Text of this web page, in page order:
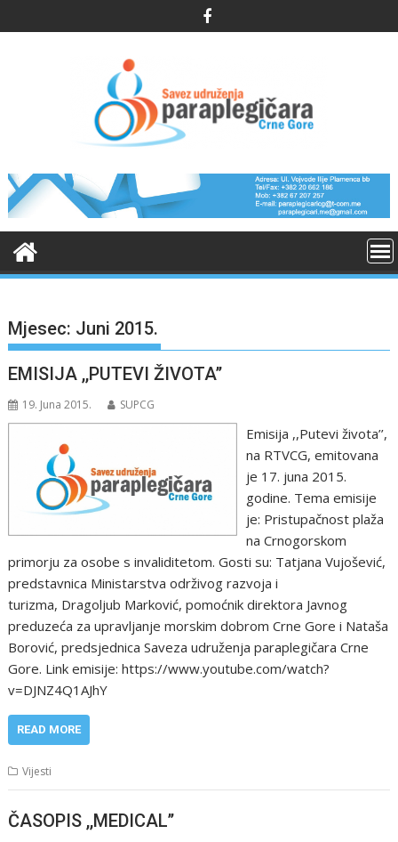
to
Mjesec: Juni 2015.
EMISIJA ,,PUTEVI ŽIVOTA’’
19. Juna 2015. SUPCG
Emisija ,,Putevi života’’,
na RTVCG, emitovana
je 17. juna 2015.
godine. Tema emisije
je: Pristupačnost plaža
na Crnogorskom
primorju za osobe s invaliditetom. Gosti su: Tatjana Vujošević,
predstavnica Ministarstva održivog razvoja i
turizma, Dragoljub Marković, pomoćnik direktora Javnog
preduzeća za upravljanje morskim dobrom Crne Gore i Nataša
Borović, predsjednica Saveza udruženja paraplegičara Crne
Gore. Link emisije: https://www.youtube.com/watch?
v=DJNZ4Q1AJhY
READ MORE
Vijesti
ČASOPIS ,,MEDICAL’’